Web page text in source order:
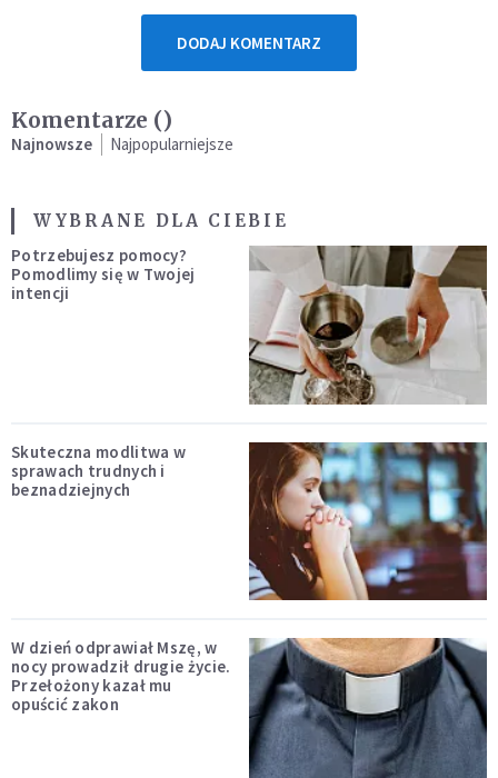
DODAJ KOMENTARZ
Komentarze ()
Najnowsze Najpopularniejsze
WYBRANE DLA CIEBIE
Potrzebujesz pomocy?
Pomodlimy się w Twojej
intencji
Skuteczna modlitwa w
sprawach trudnych i
beznadziejnych
W dzień odprawiał Mszę, w
nocy prowadził drugie życie.
Przełożony kazał mu
opuścić zakon